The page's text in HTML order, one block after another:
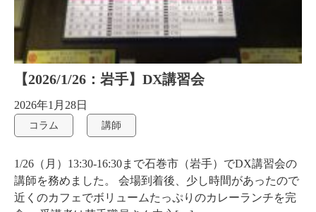
【2026/1/26：岩手】DX講習会
2026年1月28日
コラム 講師
1/26（月）13:30-16:30まで石巻市（岩手）でDX講習会の
講師を務めました。 会場到着後、少し時間があったので
近くのカフェでボリュームたっぷりのカレーランチを完